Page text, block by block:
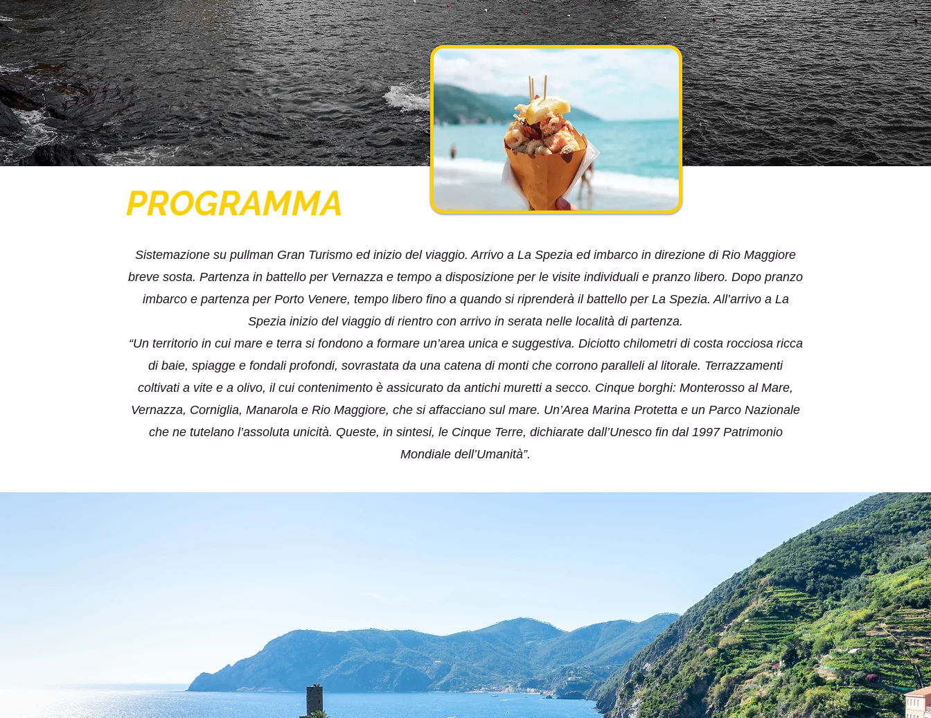
PROGRAMMA
Sistemazione su pullman Gran Turismo ed inizio del viaggio. Arrivo a La Spezia ed imbarco in direzione di Rio Maggiore
breve sosta. Partenza in battello per Vernazza e tempo a disposizione per le visite individuali e pranzo libero. Dopo pranzo
imbarco e partenza per Porto Venere, tempo libero fino a quando si riprenderà il battello per La Spezia. All’arrivo a La
Spezia inizio del viaggio di rientro con arrivo in serata nelle località di partenza.
“Un territorio in cui mare e terra si fondono a formare un’area unica e suggestiva. Diciotto chilometri di costa rocciosa ricca
di baie, spiagge e fondali profondi, sovrastata da una catena di monti che corrono paralleli al litorale. Terrazzamenti
coltivati a vite e a olivo, il cui contenimento è assicurato da antichi muretti a secco. Cinque borghi: Monterosso al Mare,
Vernazza, Corniglia, Manarola e Rio Maggiore, che si affacciano sul mare. Un’Area Marina Protetta e un Parco Nazionale
che ne tutelano l’assoluta unicità. Queste, in sintesi, le Cinque Terre, dichiarate dall’Unesco fin dal 1997 Patrimonio
Mondiale dell’Umanità”.